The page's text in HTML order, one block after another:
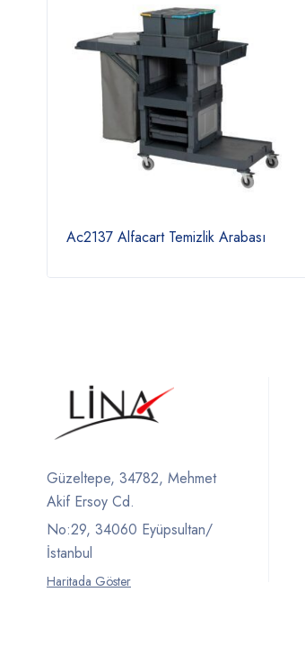
Ac2137 Alfacart Temizlik Arabası
Güzeltepe, 34782, Mehmet
Akif Ersoy Cd.
No:29, 34060 Eyüpsultan/
İstanbul
Haritada Göster